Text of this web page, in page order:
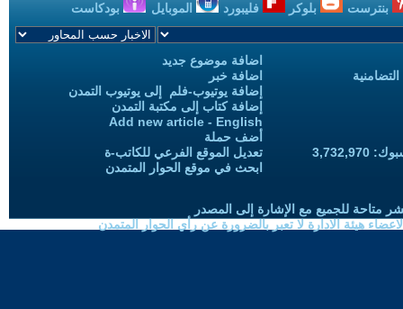
بنترست بلوكر فليبورد الموبايل بودكاست
اضافة موضوع جديد
اضافة خبر
إضافة يوتيوب-فلم إلى يوتيوب التمدن
إضافة كتاب إلى مكتبة التمدن
Add new article - English
أضف حملة
تعديل الموقع الفرعي للكاتب-ة
ابحث في موقع الحوار المتمدن
متاحة للجميع مع الإشارة إلى المصدر
هيئة الادارة لا تعبر بالضرورة عن رأي الحوار المتمدن